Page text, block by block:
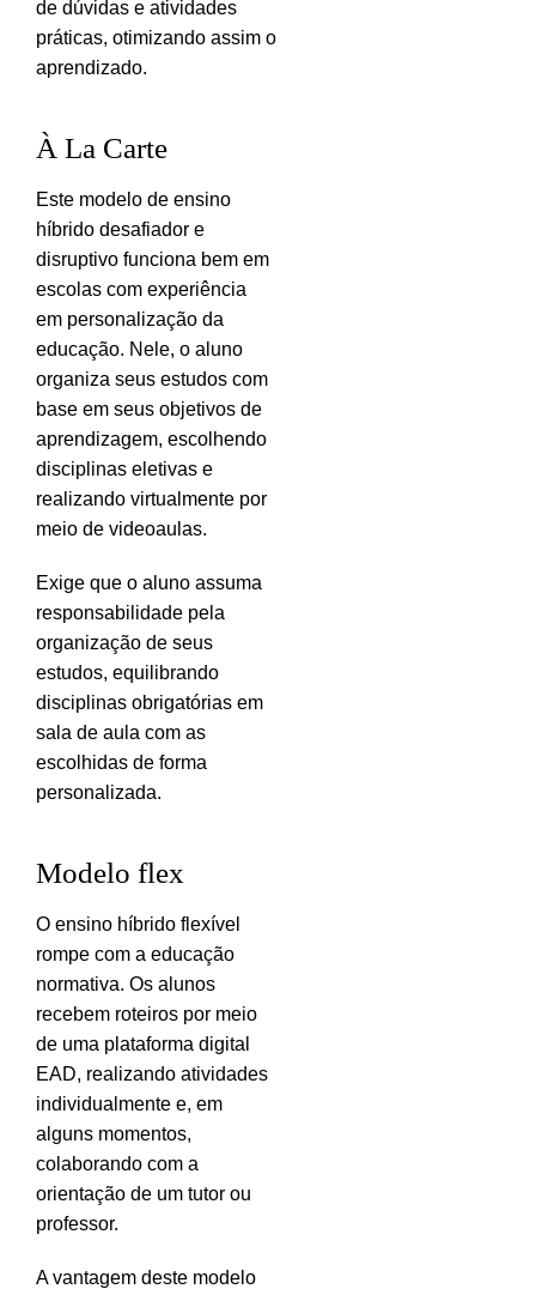
de dúvidas e atividades
práticas, otimizando assim o
aprendizado.
À La Carte
Este modelo de ensino
híbrido desafiador e
disruptivo funciona bem em
escolas com experiência
em personalização da
educação. Nele, o aluno
organiza seus estudos com
base em seus objetivos de
aprendizagem, escolhendo
disciplinas eletivas e
realizando virtualmente por
meio de videoaulas.
Exige que o aluno assuma
responsabilidade pela
organização de seus
estudos, equilibrando
disciplinas obrigatórias em
sala de aula com as
escolhidas de forma
personalizada.
Modelo flex
O ensino híbrido flexível
rompe com a educação
normativa. Os alunos
recebem roteiros por meio
de uma plataforma digital
EAD, realizando atividades
individualmente e, em
alguns momentos,
colaborando com a
orientação de um tutor ou
professor.
A vantagem deste modelo